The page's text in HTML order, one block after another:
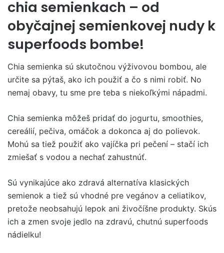
chia semienkach – od
obyčajnej semienkovej nudy k
superfoods bombe!
Chia semienka sú skutočnou výživovou bombou, ale
určite sa pýtaš, ako ich použiť a čo s nimi robiť. No
nemaj obavy, tu sme pre teba s niekoľkými nápadmi.
Chia semienka môžeš pridať do jogurtu, smoothies,
cereálií, pečiva, omáčok a dokonca aj do polievok.
Mohú sa tiež použiť ako vajíčka pri pečení – stačí ich
zmiešať s vodou a nechať zahustnúť.
Sú vynikajúce ako zdravá alternatíva klasických
semienok a tiež sú vhodné pre vegánov a celiatikov,
pretože neobsahujú lepok ani živočíšne produkty. Skús
ich a zmen svoje jedlo na zdravú, chutnú superfoods
nádielku!